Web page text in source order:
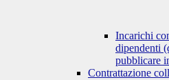
Incarichi
dipendenti
pubblicare
Contrattazione